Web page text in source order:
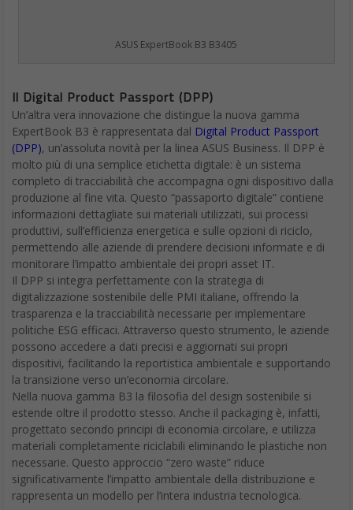
ASUS ExpertBook B3 B3405
Il Digital Product Passport (DPP)
Un’altra vera innovazione che distingue la nuova gamma
ExpertBook B3 è rappresentata dal Digital Product Passport
(DPP), un’assoluta novità per la linea ASUS Business. Il DPP è
molto più di una semplice etichetta digitale: è un sistema
completo di tracciabilità che accompagna ogni dispositivo dalla
produzione al fine vita. Questo “passaporto digitale” contiene
informazioni dettagliate sui materiali utilizzati, sui processi
produttivi, sull’efficienza energetica e sulle opzioni di riciclo,
permettendo alle aziende di prendere decisioni informate e di
monitorare l’impatto ambientale dei propri asset IT.
Il DPP si integra perfettamente con la strategia di
digitalizzazione sostenibile delle PMI italiane, offrendo la
trasparenza e la tracciabilità necessarie per implementare
politiche ESG efficaci. Attraverso questo strumento, le aziende
possono accedere a dati precisi e aggiornati sui propri
dispositivi, facilitando la reportistica ambientale e supportando
la transizione verso un’economia circolare.
Nella nuova gamma B3 la filosofia del design sostenibile si
estende oltre il prodotto stesso. Anche il packaging è, infatti,
progettato secondo principi di economia circolare, e utilizza
materiali completamente riciclabili eliminando le plastiche non
necessarie. Questo approccio “zero waste” riduce
significativamente l’impatto ambientale della distribuzione e
rappresenta un modello per l’intera industria tecnologica.